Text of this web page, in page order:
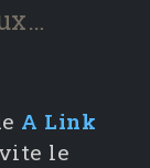
A Link
le